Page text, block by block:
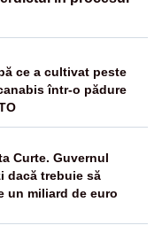
ce a cultivat peste
într-o pădure
Curte. Guvernul
dacă trebuie să
un miliard de euro